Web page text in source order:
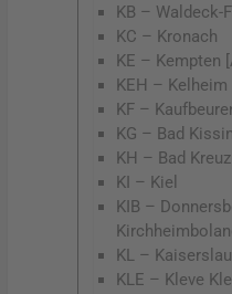
KB – Waldeck-
KC – Kronach
KE – Kempten
KEH – Kelheim
KF –
KG – Bad
KH – Bad
KI – Kiel
KIB –
KL –
KLE – Kleve